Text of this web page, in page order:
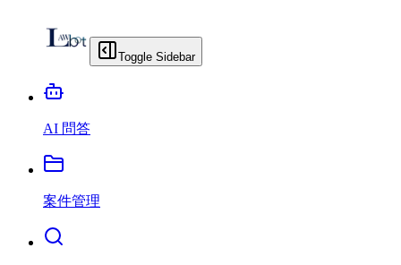
Toggle Sidebar
AI 問答
案件管理